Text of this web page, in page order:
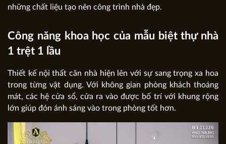
những chất liệu tạo nên công trình nhà đẹp.
Công năng khoa học của mẫu biệt thự nhà
1 trệt 1 lầu
Thiết kế nội thất căn nhà hiện lên với sự sang trọng xa hoa
trong từng vật dụng. Với không gian phòng khách thoáng
mát, các hệ cửa sổ, cửa ra vào được bố trí với khung rộng
lớn giúp đón ánh sáng vào trong phòng tốt hơn.